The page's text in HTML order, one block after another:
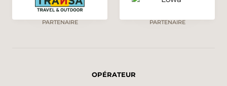
PARTENAIRE PARTENAIRE
OPÉRATEUR